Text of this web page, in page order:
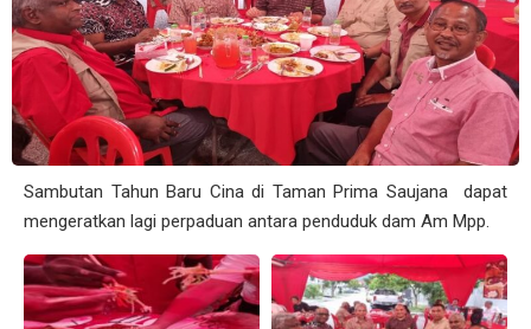
Sambutan Tahun Baru Cina di Taman Prima Saujana dapat
mengeratkan lagi perpaduan antara penduduk dam Am Mpp.